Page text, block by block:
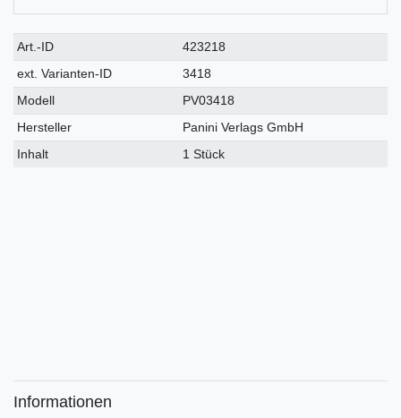
Technisches
Merkmal
Wert
Art.-ID
423218
ext. Varianten-ID
3418
Modell
PV03418
Hersteller
Panini Verlags GmbH
Inhalt
1 Stück
Informationen